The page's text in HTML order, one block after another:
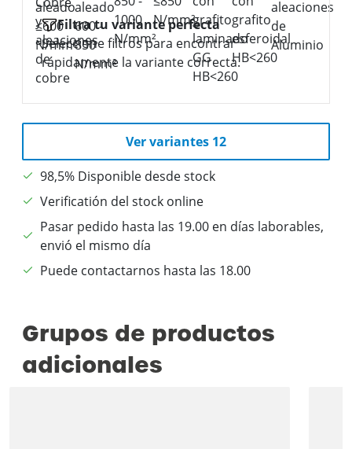
Filtra tu variante perfecta
Seleccione filtros para encontrar
rápidamente la variante correcta.
Ver variantes 12
98,5% Disponible desde stock
Verificatión del stock online
Pasar pedido hasta las 19.00 en días laborables,
envió el mismo día
Puede contactarnos hasta las 18.00
Grupos de productos
adicionales